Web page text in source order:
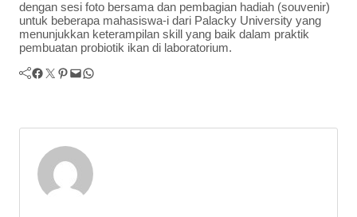
dengan sesi foto bersama dan pembagian hadiah (souvenir)
untuk beberapa mahasiswa-i dari Palacky University yang
menunjukkan keterampilan skill yang baik dalam praktik
pembuatan probiotik ikan di laboratorium.
Facebook Twitter Pinterest Mail WhatsApp